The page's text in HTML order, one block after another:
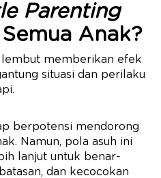
Parenting
Anak?
lembut memberikan efek
situasi dan perilaku
berpotensi mendorong
Namun, pola asuh ini
lanjut untuk benar-
dan kecocokan